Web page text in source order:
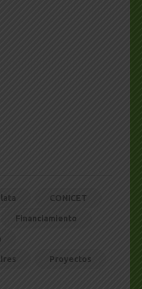
CONICET
Financiamiento
Proyectos